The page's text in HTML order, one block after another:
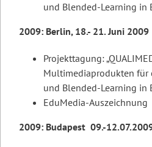
und Blended-Learning in
2009: Berlin, 18.- 21. Juni 2009
Projekttagung:
Multimediaprodukten
und Blended-Learning in
EduMedia-Auszeichnung
2009: Budapest 09.-